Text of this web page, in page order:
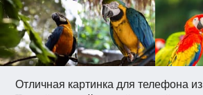
Отличная картинка для телефона